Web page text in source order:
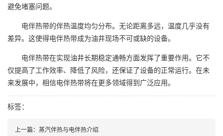
避免堵塞问题。
电伴热带的伴热温度均匀分布。无论距离多远，温度几乎没有
差异。这使得电伴热带成为油井现场不可或缺的设备。
电伴热带在实现油井长期稳定通畅方面发挥了重要作用。它不
仅提高了工作效率、降低了风险，还保证了设备的正常运行。在未
来发展中，相信电伴热带将在更多领域得到广泛应用。
标签：
上一篇：蒸汽伴热与电伴热介绍